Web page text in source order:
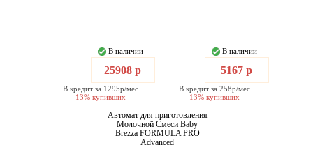
В наличии
25908 р
В кредит за 1295р/мес
13% купивших
В наличии
5167 р
В кредит за 258р/мес
13% купивших
Автомат для приготовления
Молочной Смеси Baby
Brezza FORMULA PRO
Advanced